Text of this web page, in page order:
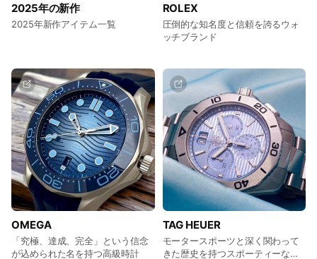
2025年の新作
2025年新作アイテム一覧
ROLEX
圧倒的な知名度と信頼を誇るウォ
ッチブランド
OMEGA
「究極、達成、完全」という信念
が込められた名を持つ高級時計
TAG HEUER
モータースポーツと深く関わって
きた歴史を持つスポーティーなウ